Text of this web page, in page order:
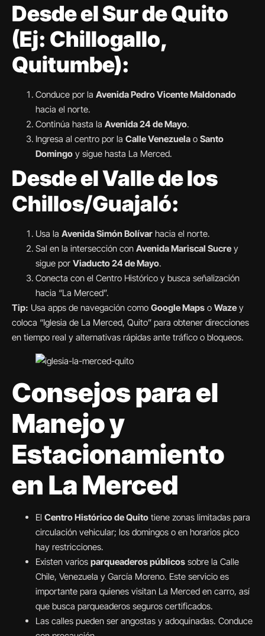
Desde el Sur de Quito
(Ej: Chillogallo,
Quitumbe):
Conduce por la Avenida Pedro Vicente Maldonado
hacia el norte.
Continúa hasta la Avenida 24 de Mayo.
Ingresa al centro por la Calle Venezuela o Santo
Domingo y sigue hasta La Merced.
Desde el Valle de los
Chillos/Guajaló:
Usa la Avenida Simón Bolívar hacia el norte.
Sal en la intersección con Avenida Mariscal Sucre y
sigue por Viaducto 24 de Mayo.
Conecta con el Centro Histórico y busca señalización
hacia “La Merced”.
Tip: Usa apps de navegación como Google Maps o Waze y
coloca “Iglesia de La Merced, Quito” para obtener direcciones
en tiempo real y alternativas rápidas ante tráfico o bloqueos.
Consejos para el
Manejo y
Estacionamiento
en La Merced
El Centro Histórico de Quito tiene zonas limitadas para
circulación vehicular; los domingos o en horarios pico
hay restricciones.
Existen varios parqueaderos públicos sobre la Calle
Chile, Venezuela y García Moreno. Este servicio es
importante para quienes visitan La Merced en carro, así
que busca parqueaderos seguros certificados.
Las calles pueden ser angostas y adoquinadas. Conduce